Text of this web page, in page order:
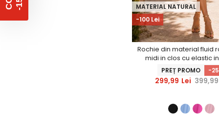
-100 Lei
MATERIAL NATURAL
Rochie din material fluid
midi in clos cu elastic
cordon -
PREȚ PROMO -
299,99 Lei 399,99